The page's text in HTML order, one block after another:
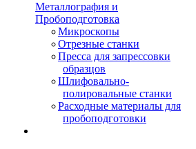
Металлография и
Пробоподготовка
Микроскопы
Отрезные станки
Пресса для запрессовки
образцов
Шлифовально-
полировальные станки
Расходные материалы для
пробоподготовки